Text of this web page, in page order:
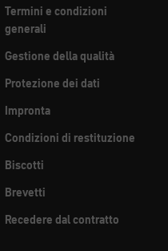
Termini e condizioni
generali
Gestione della qualità
Protezione dei dati
Impronta
Condizioni di restituzione
Biscotti
Brevetti
Recedere dal contratto